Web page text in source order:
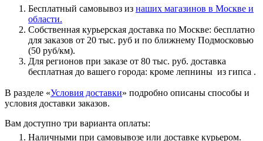
Бесплатный самовывоз из наших магазинов в Москве и
области.
Собственная курьерская доставка по Москве: бесплатно
для заказов от 20 тыс. руб и по ближнему Подмосковью
(50 руб/км).
Для регионов при заказе от 80 тыс. руб. доставка
бесплатная до вашего города: кроме лепнины из гипса .
В разделе «Условия доставки» подробно описаны способы и
условия доставки заказов.
Вам доступно три варианта оплаты:
Наличными при самовывозе или доставке курьером.